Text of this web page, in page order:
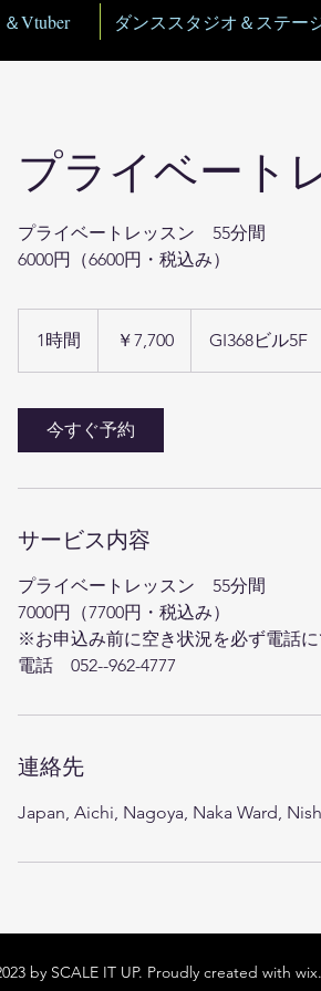
Vtuber ダンススタジオ＆ステー
プライベート
プライベートレッスン 55分間
6000円（6600円・税込み）
1時間 ￥7,700 GI368ビル5F
今すぐ予約
サービス内容
プライベートレッスン 55分間
7000円（7700円・税込み）
※お申込み前に空き状況を必ず電話
電話 052--962-4777
連絡先
Japan, Aichi, Nagoya, Naka Ward,
by SCALE IT UP. Proudly created with